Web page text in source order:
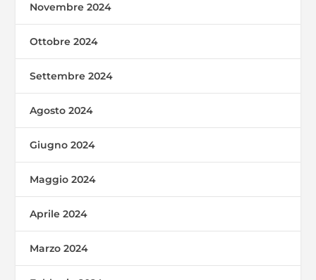
Novembre 2024
Ottobre 2024
Settembre 2024
Agosto 2024
Giugno 2024
Maggio 2024
Aprile 2024
Marzo 2024